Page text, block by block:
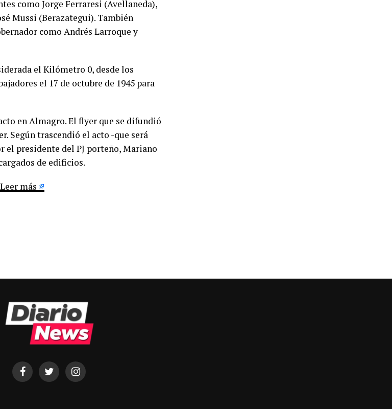
como Jorge Ferraresi (Avellaneda),
Mussi (Berazategui). También
como Andrés Larroque y
el Kilómetro 0, desde los
el 17 de octubre de 1945 para
en Almagro. El flyer que se difundió
Según trascendió el acto -que será
el presidente del PJ porteño, Mariano
de edificios.
Leer más